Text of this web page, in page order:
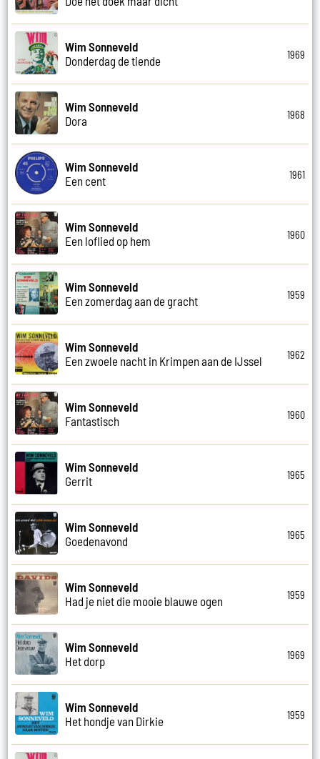
Wim Sonneveld
Donderdag de tiende
1969
Wim Sonneveld
Dora
1968
Wim Sonneveld
Een cent
1961
Wim Sonneveld
Een loflied op hem
1960
Wim Sonneveld
Een zomerdag aan de gracht
1959
Wim Sonneveld
Een zwoele nacht in Krimpen aan de IJssel
1962
Wim Sonneveld
Fantastisch
1960
Wim Sonneveld
Gerrit
1965
Wim Sonneveld
Goedenavond
1965
Wim Sonneveld
Had je niet die mooie blauwe ogen
1959
Wim Sonneveld
Het dorp
1969
Wim Sonneveld
Het hondje van Dirkie
1959